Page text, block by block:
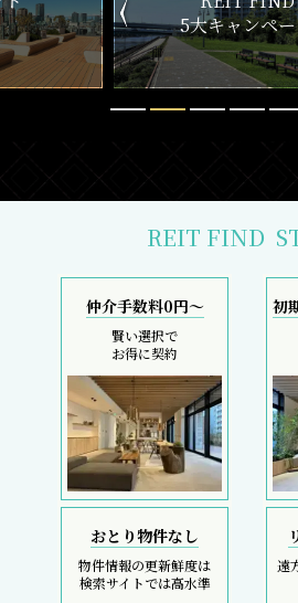
ン
更新一覧チェ
REIT FIND
仲介手数料0円～
賢い選択で
お得に契約
初
おとり物件なし
物件情報の更新鮮度は
検索サイトでは高水準
遠